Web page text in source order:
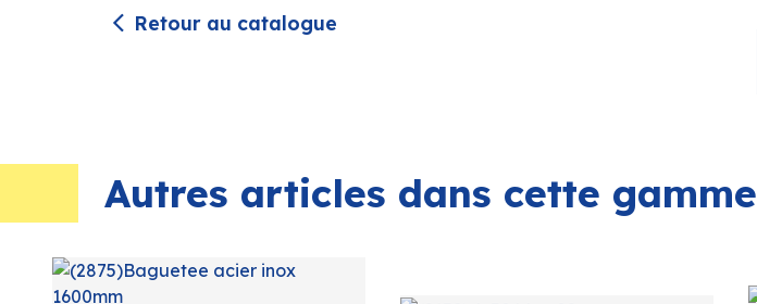
Retour au catalogue
Autres articles dans cette gamme